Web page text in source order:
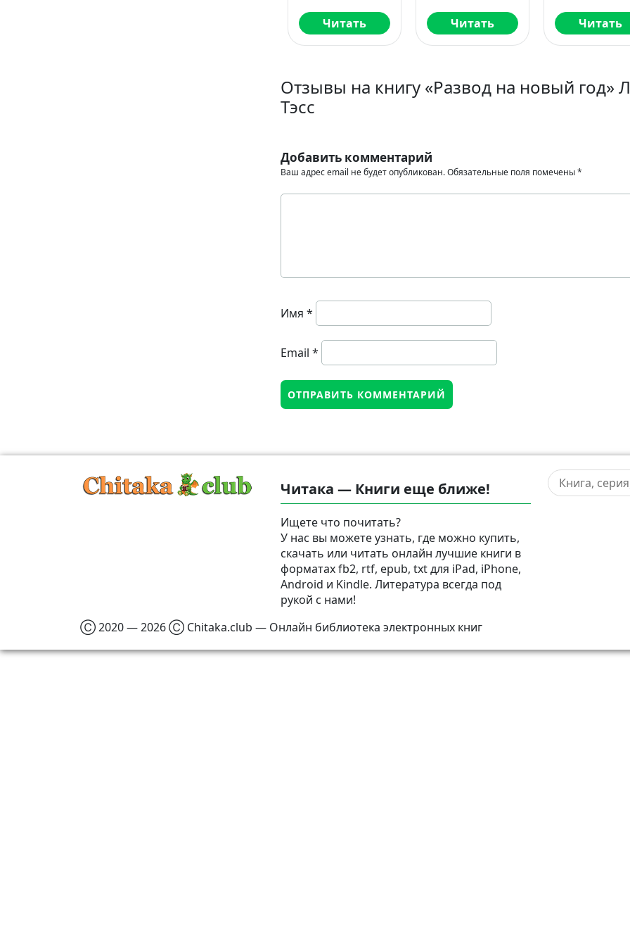
Читать Читать Читать
Отзывы на книгу «Развод на новый год»
Тэсс
Добавить комментарий
Ваш адрес email не будет опубликован.Обязательные поля помечены*
Имя *
Email *
Читака — Книги еще ближе!
Ищете что почитать?
У нас вы можете узнать, где можно купить,
скачать или читать онлайн лучшие книги в
форматах fb2, rtf, epub, txt для iPad, iPhone,
Android и Kindle. Литература всегда под
рукой с нами!
Ⓒ 2020 — 2026 Ⓒ Chitaka.club — Онлайн библиотека электронных книг